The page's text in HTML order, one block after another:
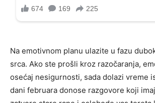
Na emotivnom planu ulazite u fazu
srca. Ako ste prošli kroz razočaranja,
osećaj nesigurnosti, sada dolazi vreme
dani februara donose razgovore koji